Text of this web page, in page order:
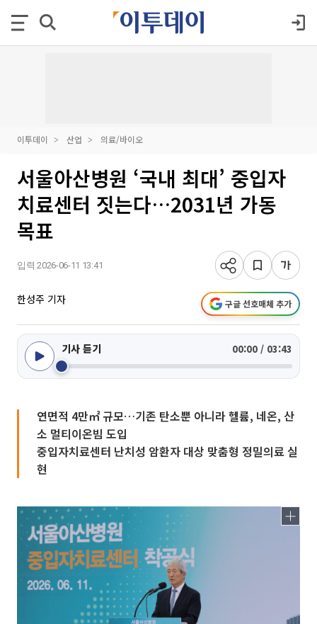
이투데이 산업 의료/바이오
서울아산병원 ‘국내 최대’ 중입자
치료센터 짓는다…2031년 가동
목표
입력 2026-06-11 13:41
한성주 기자 구글 선호매체 추가
기사 듣기 00:00 / 03:43
연면적 4만㎡ 규모…기존 탄소뿐 아니라 헬륨, 네온, 산
소 멀티이온빔 도입
중입자치료센터 난치성 암환자 대상 맞춤형 정밀의료 실
현